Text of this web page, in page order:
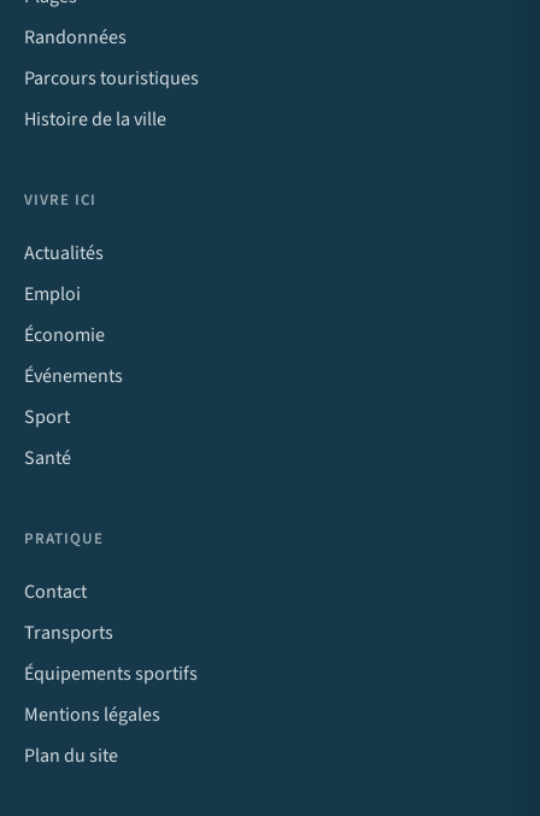
Randonnées
Parcours touristiques
Histoire de la ville
VIVRE ICI
Actualités
Emploi
Économie
Événements
Sport
Santé
PRATIQUE
Contact
Transports
Équipements sportifs
Mentions légales
Plan du site